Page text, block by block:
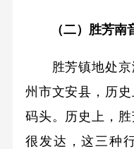
（二）胜芳
胜芳镇地处京
州市文安县，历
码头。历史上，
很发达，这三种